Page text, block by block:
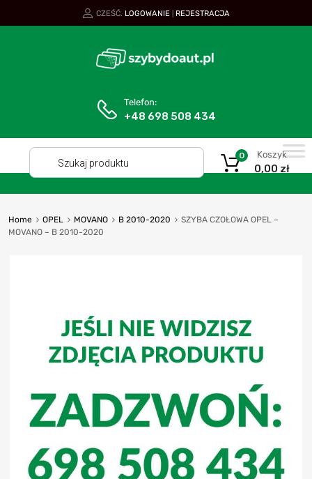
CZEŚĆ. LOGOWANIE REJESTRACJA
Telefon:
+48 698 508 434
Koszyk
0,00 zł
0
Home OPEL MOVANO B 2010-2020
SZYBA CZOŁOWA OPEL –
MOVANO – B 2010-2020